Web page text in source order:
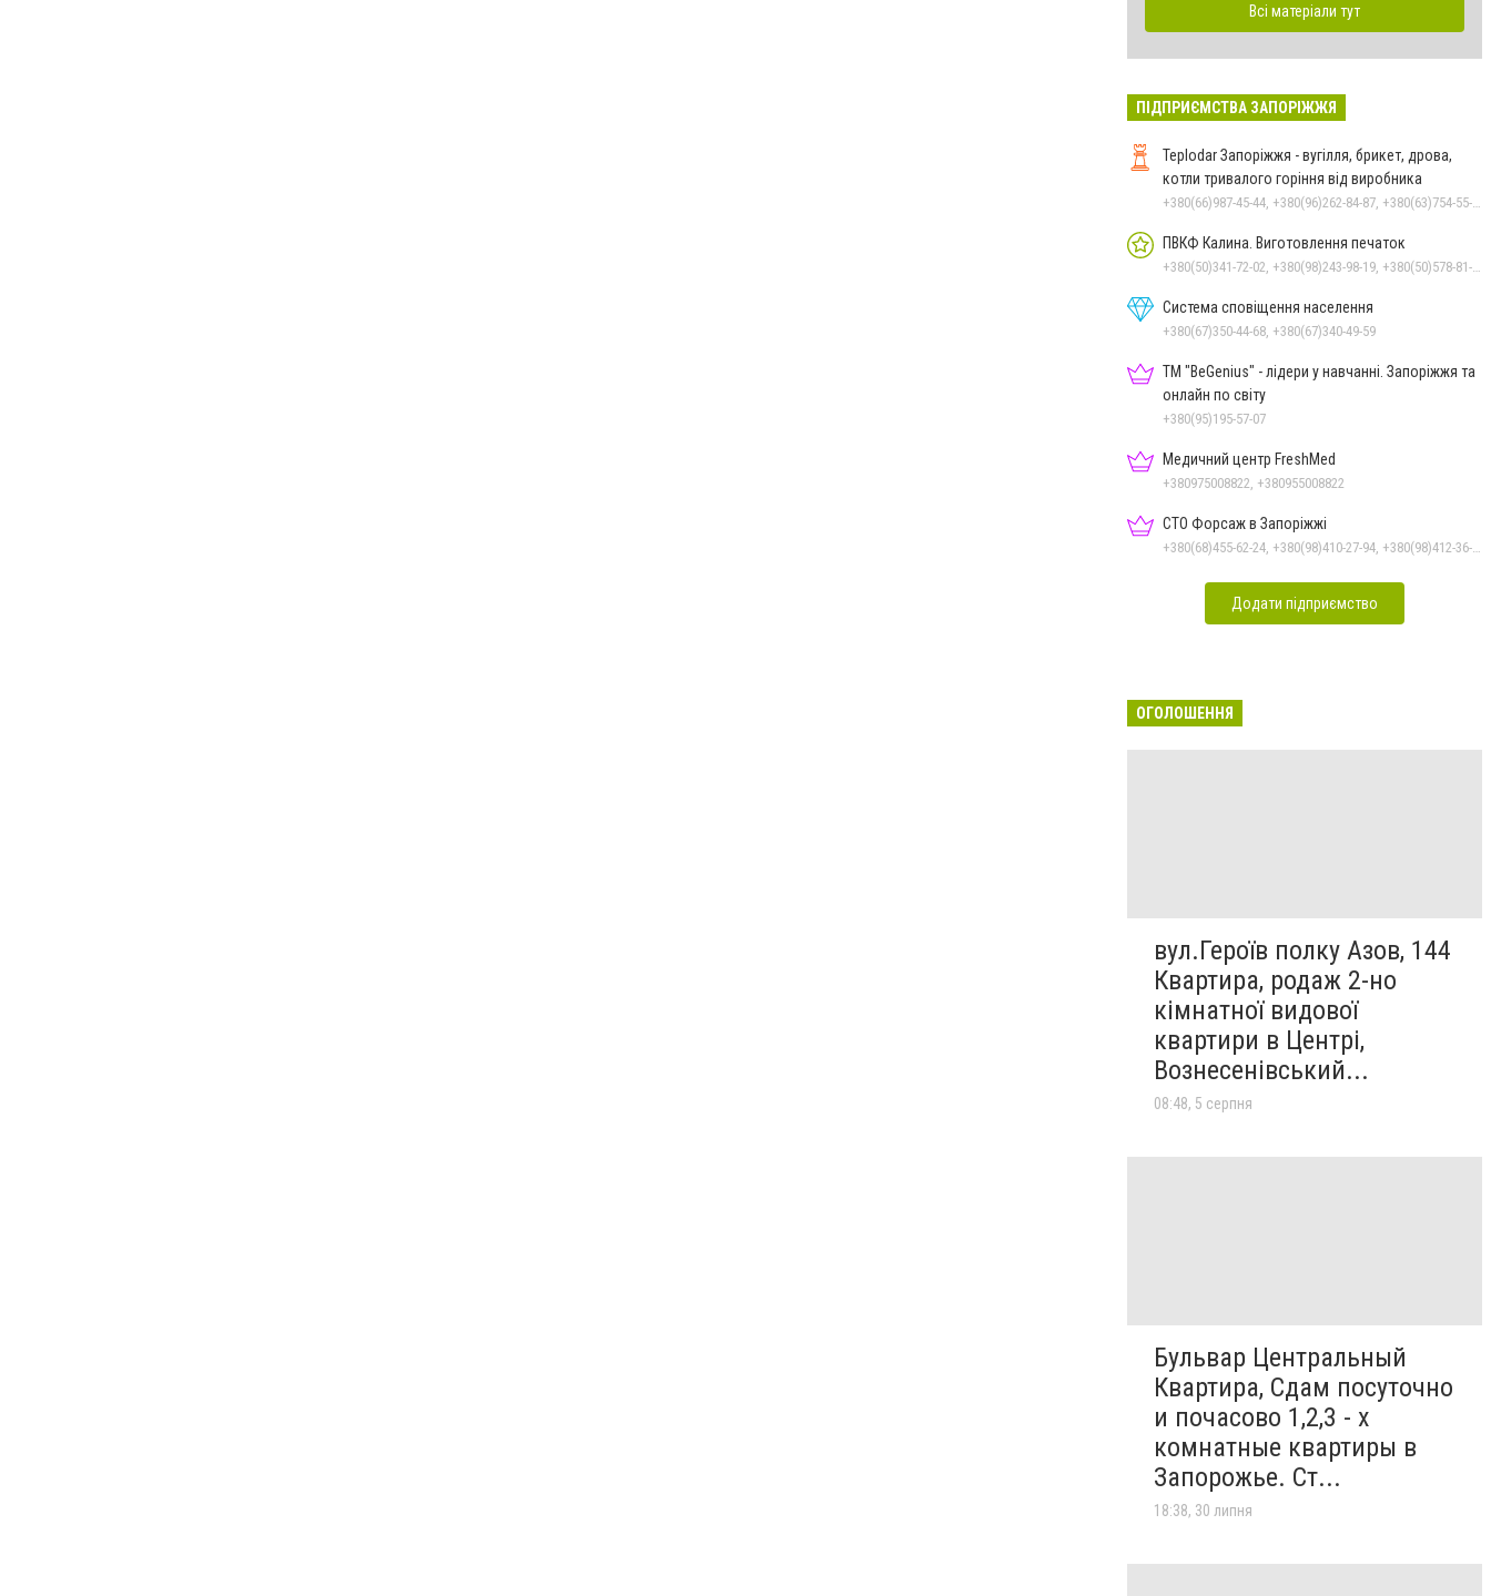
Всі матеріали тут
ПІДПРИЄМСТВА ЗАПОРІЖЖЯ
Teplodar Запоріжжя - вугілля, брикет, дрова,
котли тривалого горіння від виробника
ПВКФ Калина. Виготовлення печаток
Система сповіщення населення
+380(67)350-44-68, +380(67)340-49-59
ТМ "BeGenius" - лідери у навчанні. Запоріжжя та
онлайн по світу
+380(95)195-57-07
Медичний центр FreshMed
+380975008822, +380955008822
СТО Форсаж в Запоріжжі
Додати підприємство
ОГОЛОШЕННЯ
вул.Героїв полку Азов, 144
Квартира, родаж 2-но
кімнатної видової
квартири в Центрі,
Вознесенівський...
08:48, 5 серпня
Бульвар Центральный
Квартира, Сдам посуточно
и почасово 1,2,3 - х
комнатные квартиры в
Запорожье. Ст...
18:38, 30 липня